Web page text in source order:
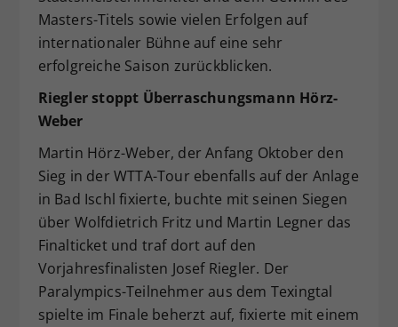
Masters-Titels sowie vielen Erfolgen auf
internationaler Bühne auf eine sehr
erfolgreiche Saison zurückblicken.
Riegler stoppt Überraschungsmann Hörz-
Weber
Martin Hörz-Weber, der Anfang Oktober den
Sieg in der WTTA-Tour ebenfalls auf der Anlage
in Bad Ischl fixierte, buchte mit seinen Siegen
über Wolfdietrich Fritz und Martin Legner das
Finalticket und traf dort auf den
Vorjahresfinalisten Josef Riegler. Der
Paralympics-Teilnehmer aus dem Texingtal
spielte im Finale beherzt auf, fixierte mit einem